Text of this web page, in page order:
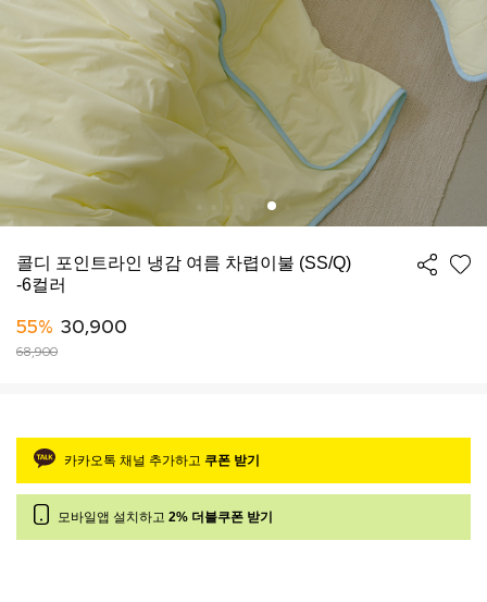
콜디 포인트라인 냉감 여름 차렵이불 (SS/Q)
-6컬러
55% 30,900
68,900
카카오톡 채널 추가하고 쿠폰 받기
모바일앱 설치하고 2% 더블쿠폰 받기